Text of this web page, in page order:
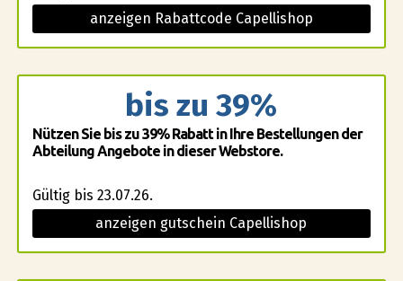
anzeigen Rabattcode Capellishop
bis zu 39%
Nützen Sie bis zu 39% Rabatt in Ihre Bestellungen der
Abteilung Angebote in dieser Webstore.
Gültig bis 23.07.26.
anzeigen gutschein Capellishop